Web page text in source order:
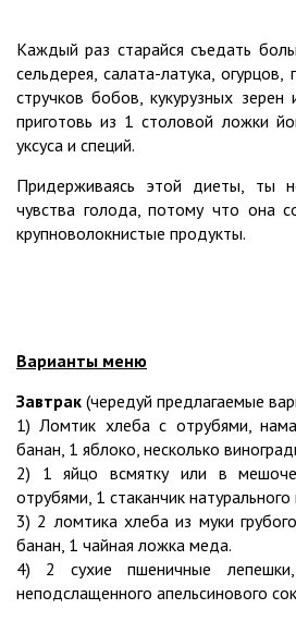
Каждый раз старайся съедать
сельдерея, салата-латука,
стручков бобов, кукурузных
приготовь из 1 столовой ложки
уксуса и специй.
Придерживаясь этой диеты, ты
чувства голода, потому что она
крупноволокнистые продукты.
Варианты меню
Завтрак (чередуй предлагаемые
1) Ломтик хлеба с отрубями,
банан, 1 яблоко, несколько
2) 1 яйцо всмятку или в
отрубями, 1 стаканчик натурального
3) 2 ломтика хлеба из муки
банан, 1 чайная ложка меда.
4) 2 сухие пшеничные
неподслащенного апельсинового